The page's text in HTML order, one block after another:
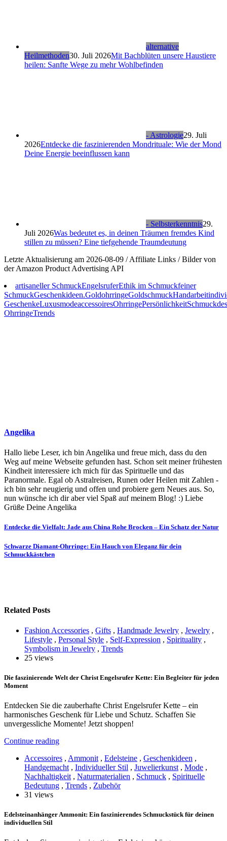
alternative
Heilmethoden30. Juli 2026Mit Bachblüten unsere Haustiere
heilen: Sanfte Wege zu mehr Wohlbefinden
- Astrologie29. Juli
2026Entdecke die faszinierenden Mondrituale: Wie der Mond
Deine Energie beeinflussen kann
- Selbsterkenntnis29.
Juli 2026Was bedeutet es, in deinen Träumen fremdes Kind
stillen zu müssen? Eine tiefgehende Traumdeutung
Letzte Aktualisierung am 2026-08-09 / Affiliate Links / Bilder von
der Amazon Product Advertising API
artisaneller SchmuckEngelsruferEthik im Schmuckfeiner
SchmuckGeschenkideen.GoldohrringeGoldschmuckHandarbeit
GeschenkeLuxusmodeaccessoiresOhrringePersönlichkeit
OhrringeTrends
Angelika
Hallo liebe Leser, ich bin Angelika und freue mich, dass du den
Weg auf meine Webseite gefunden hast. Schon seit meiner frühesten
Kindheit interessiere ich mich für das Spirituelle und das
Paranormale. Egal ob Astralreisen, Runen oder Heilen mit Zahlen -
ich bin sehr neugierig und offen und probiere gern Neues aus. So,
nun wünsche ich dir aber viel Spaß auf meinem Blog! :) Liebe
Grüße Deine Angelika
Beitragsnavigation
Entdecke die Vielfalt: Jade aus China Rohe Brocken – Ein Schatz der Natur
Schwarze Diamant-Ohrringe: Ein Hauch von Eleganz für dein
Schmuckkästchen
Related Posts
Fashion Accessories , Gifts , Handmade Jewelry , Jewelry ,
Lifestyle , Personal Style , Self-Expression , Spirituality ,
Symbolism in Jewelry , Trends
25 views
Die faszinierende Welt der Christ Engelsrufer Kette: Ein Begleiter für jeden
Moment
Entdecken Sie die zauberhafte Christ Engelsrufer Kette – ein
harmonisches Geschenk für Liebe und Schutz. Schaffen Sie
unvergessliche Momente! Jetzt shoppen!
Continue reading
Accessoires , Ammonit , Edelsteine , Geschenkideen ,
Handgemacht , Individueller Stil , Juwelierkunst , Mode ,
Nachhaltigkeit , Naturmaterialien , Schmuck , Spirituelle
Bedeutung , Trends , Zubehör
31 views
Edelsteinanhänger Ammonit: Ein faszinierendes Schmuckstück für deinen
individuellen Stil